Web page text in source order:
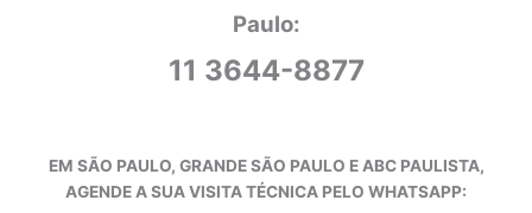
Paulo:
11 3644-8877
EM SÃO PAULO, GRANDE SÃO PAULO E ABC PAULISTA,
AGENDE A SUA VISITA TÉCNICA PELO WHATSAPP: